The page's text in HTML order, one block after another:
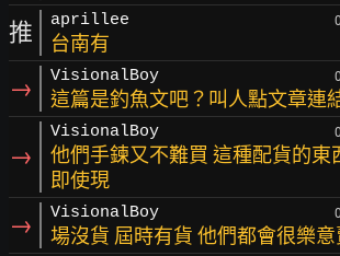
推 aprillee
台南有
→ VisionalBoy
這篇是釣魚文吧？叫人點文章連
→
VisionalBoy
他們手鍊又不難買 這種配貨的東
即使現
→ VisionalBoy
場沒貨 屆時有貨 他們都會很樂意